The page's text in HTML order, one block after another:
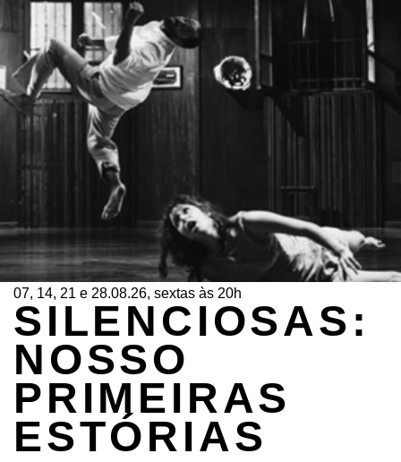
07, 14, 21 e 28.08.26, sextas às 20h
SILENCIOSAS:
NOSSO
PRIMEIRAS
ESTÓRIAS